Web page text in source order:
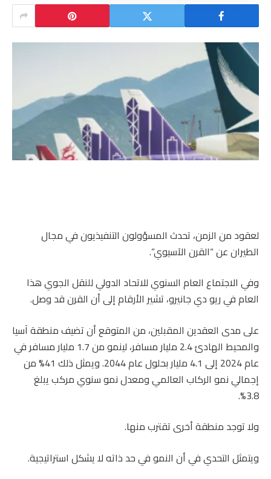
لعقود من الزمن، تحدث المسؤولون التنفيذيون في مجال
الطيران عن “القرن الآسيوي”.
وفي الاجتماع العام السنوي للاتحاد الدولي للنقل الجوي هذا
العام في ريو دي جانيرو، تشير الأرقام إلى أن القرن قد وصل.
على مدى العقدين المقبلين، من المتوقع أن تضيف منطقة آسيا
والمحيط الهادئ 2.4 مليار مسافر، لينمو من 1.7 مليار مسافر في
عام 2024 إلى 4.1 مليار بحلول عام 2044. ويمثل ذلك 41% من
إجمالي نمو الركاب العالمي ومعدل نمو سنوي مركب يبلغ
3.8%.
ولا توجد منطقة أخرى تقترب منها.
ويتمثل التحدي في أن النمو في حد ذاته لا يشكل استراتيجية.